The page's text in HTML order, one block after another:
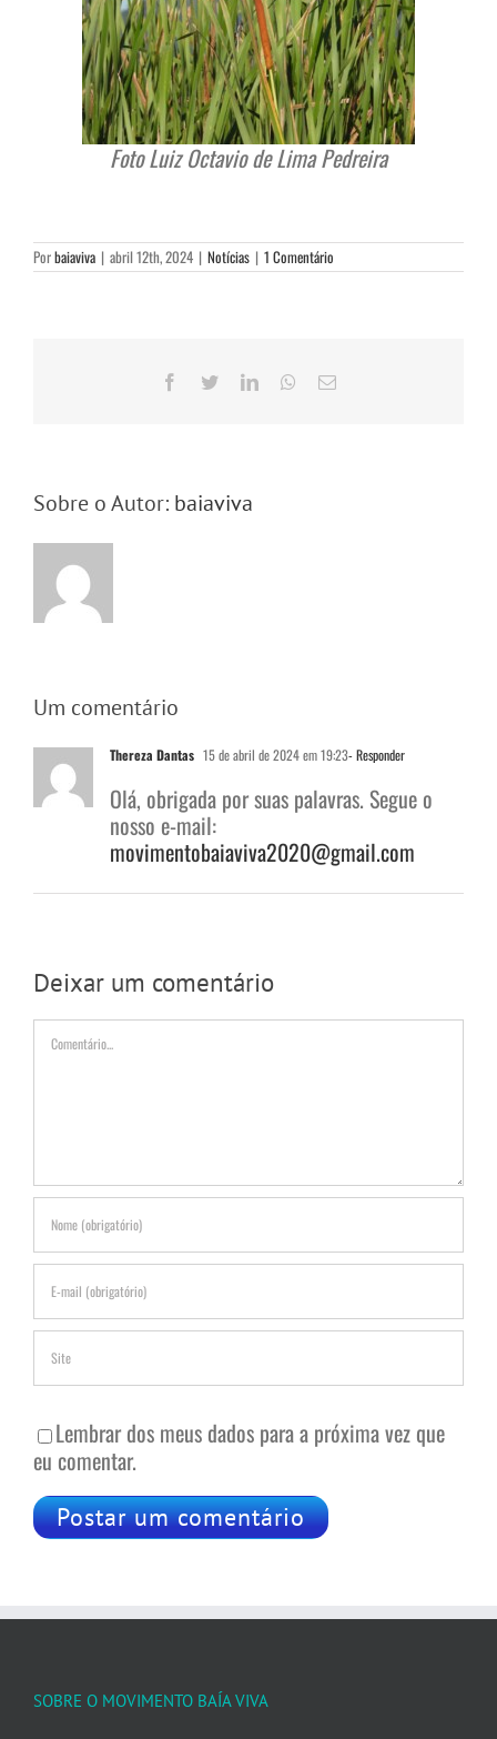
Foto Luiz Octavio de Lima Pedreira
Porbaiaviva | abril 12th, 2024 | Notícias | 1 Comentário
Facebook
TwitterLinkedInWhatsApp
E-
Sobre o Autor: baiaviva
Um comentário
Thereza Dantas 15 de abril de 2024 em 19:23- Responder
Olá, obrigada por suas palavras. Segue o
nosso e-mail:
movimentobaiaviva2020@gmail.com
Deixar um comentário
Comentário
Lembrar dos meus dados para a próxima vez que
eu comentar.
SOBRE O MOVIMENTO BAÍA VIVA